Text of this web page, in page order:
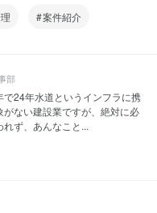
案件紹介
部
24年水道というインフラに携
ない建設業ですが、絶対に必
ず、あんなこと...